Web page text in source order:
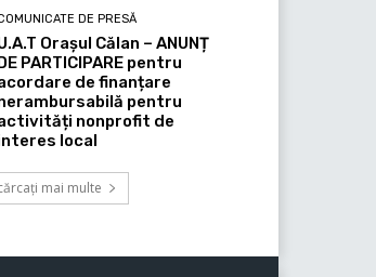
DE PRESĂ
Orașul Călan – ANUNȚ
PARTICIPARE pentru
de finanțare
pentru
nonprofit de
local
mai multe